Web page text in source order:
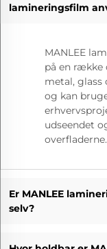
lamineringsfilm
MANLEE
på en række
metal, glass
og kan
udseendet
overfladerne.
Er MANLEE
selv?